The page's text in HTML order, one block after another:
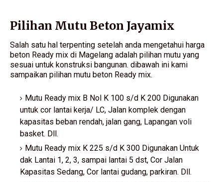
Pilihan Mutu Beton Jayamix
Salah satu hal terpenting setelah anda mengetahui harga
beton Ready mix di Magelang adalah pilihan mutu yang
sesuai untuk konstruksi bangunan. dibawah ini kami
sampaikan pilihan mutu beton Ready mix.
Mutu Ready mix B Nol K 100 s/d K 200 Digunakan
untuk cor lantai kerja/ LC, Jalan komplek dengan
kapasitas beban rendah, jalan gang, Lapangan voli
basket. Dll.
Mutu Ready mix K 225 s/d K 300 Digunakan Untuk
dak Lantai 1, 2, 3, sampai lantai 5 dst, Cor Jalan
Kapasitas Sedang, Cor lantai gudang, parkiran. Dll.